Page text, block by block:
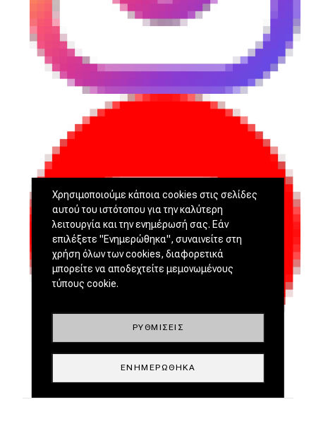
Χρησιμοποιούμε κάποια cookies στις σελίδες
αυτού του ιστότοπου για την καλύτερη
λειτουργία και την ενημέρωσή σας. Εάν
επιλέξετε "Ενημερώθηκα", συναινείτε στη
χρήση όλων των cookies, διαφορετικά
μπορείτε να αποδεχτείτε μεμονωμένους
τύπους cookie.
ΡΥΘΜΊΣΕΙΣ
ΕΝΗΜΕΡΏΘΗΚΑ